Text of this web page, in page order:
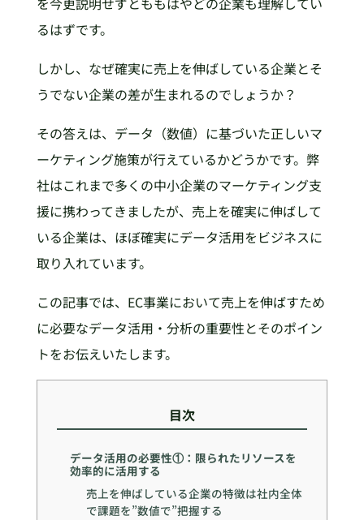
るはずです。
しかし、なぜ確実に売上を伸ばしている企業とそ
うでない企業の差が生まれるのでしょうか？
その答えは、データ（数値）に基づいた正しいマ
ーケティング施策が行えているかどうかです。弊
社はこれまで多くの中小企業のマーケティング支
援に携わってきましたが、売上を確実に伸ばして
いる企業は、ほぼ確実にデータ活用をビジネスに
取り入れています。
この記事では、EC事業において売上を伸ばすため
に必要なデータ活用・分析の重要性とそのポイン
トをお伝えいたします。
目次
データ活用の必要性①：限られたリソースを
効率的に活用する
売上を伸ばしている企業の特徴は社内全体
で課題を”数値で”把握する